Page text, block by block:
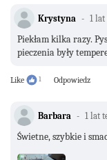
Krystyna 1 lat
Piekłam kilka razy.
pieczenia były
Like 1 Odpowiedz
Barbara 1 lat
Świetne, szybkie i